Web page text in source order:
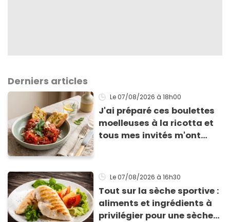
Derniers articles
Le 07/08/2026 à 18h00
J'ai préparé ces boulettes
moelleuses à la ricotta et
tous mes invités m'ont
Le 07/08/2026 à 16h30
Tout sur la sèche sportive :
aliments et ingrédients à
privilégier pour une sèche